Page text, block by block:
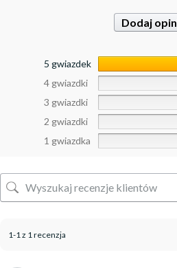
Dodaj
5 gwiazdek
4 gwiazdki
3 gwiazdki
2 gwiazdki
1 gwiazdka
1-1 z 1 recenzja